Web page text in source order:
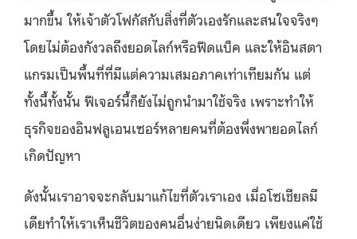
มากขึ้น ให้เจ้าตัวโฟกัสกับสิ่งที่ตัวเองรักและสนใจจริงๆ
โดยไม่ต้องกังวลถึงยอดไลก์หรือฟีดแบ็ค และให้อินสตา
แกรมเป็นพื้นที่ที่มีแต่ความเสมอภาคเท่าเทียมกัน แต่
ทั้งนี้ทั้งนั้น ฟีเจอร์นี้ก็ยังไม่ถูกนำมาใช้จริง เพราะทำให้
ธุรกิจของอินฟลูเอนเซอร์หลายคนที่ต้องพึ่งพายอดไลก์
เกิดปัญหา
ดังนั้นเราอาจจะกลับมาแก้ไขที่ตัวเราเอง เมื่อโซเชียลมี
เดียทำให้เราเห็นชีวิตของคนอื่นง่ายนิดเดียว เพียงแค่ใช้